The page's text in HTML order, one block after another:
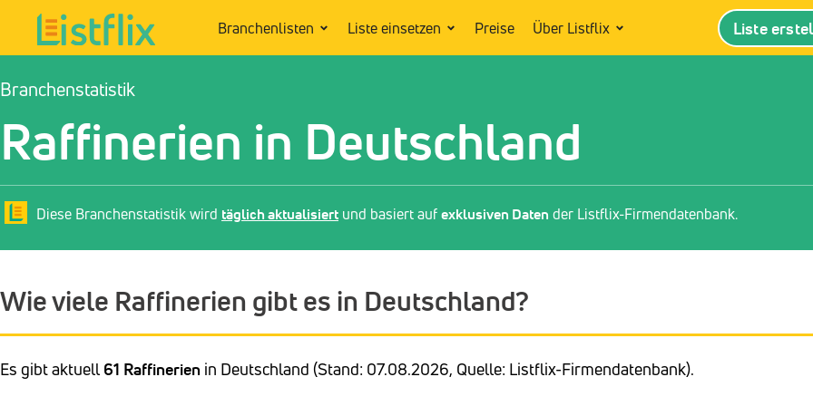
Branchenlisten Liste einsetzen Preise Über Listflix Liste
Branchenstatistik
Raffinerien in Deutschland
Diese Branchenstatistik wird täglich aktualisiert und basiert aufexklusiven Daten der Listflix-Firmendatenbank.
Wie viele Raffinerien gibt es in Deutschland?
Es gibt aktuell 61 Raffinerien in Deutschland (Stand: 07.08.2026, Quelle: Listflix-Firmendatenbank).